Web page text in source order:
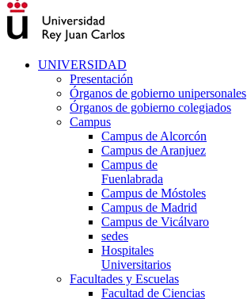
UNIVERSIDAD
Presentación
Órganos de gobierno unipersonales
Órganos de gobierno colegiados
Campus
Campus de Alcorcón
Campus de Aranjuez
Campus de
Fuenlabrada
Campus de Móstoles
Campus de Madrid
Campus de Vicálvaro
sedes
Hospitales
Universitarios
Facultades y Escuelas
Facultad de Ciencias